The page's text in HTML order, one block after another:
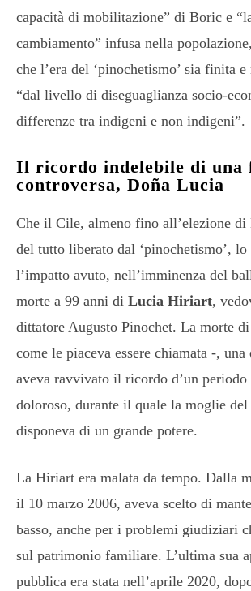
capacità di mobilitazione” di Boric e
cambiamento” infusa nella
che l’era del ‘pinochetismo’ sia finita
“dal livello di diseguaglianza socio-
differenze tra indigeni e non indigeni”.
Il ricordo indelebile di una
controversa, Doña Lucia
Che il Cile, almeno fino all’elezione di
del tutto liberato dal ‘pinochetismo’, lo
l’impatto avuto, nell’imminenza del
morte a 99 anni di Lucia Hiriart,
dittatore Augusto Pinochet. La morte
come le piaceva essere chiamata -,
aveva ravvivato il ricordo d’un
doloroso, durante il quale la moglie del
disponeva di un grande potere.
La Hiriart era malata da tempo. Dalla
il 10 marzo 2006, aveva scelto di
basso, anche per i problemi giudiziari
sul patrimonio familiare. L’ultima sua
pubblica era stata nell’aprile 2020,